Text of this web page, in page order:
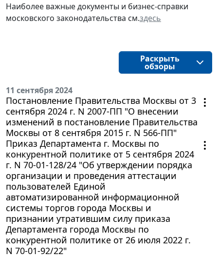
Наиболее важные документы и бизнес-справки
московского законодательства см.здесь
Раскрыть
обзоры
11 сентября 2024
Постановление Правительства Москвы от 3
сентября 2024 г. N 2007-ПП "О внесении
изменений в постановление Правительства
Москвы от 8 сентября 2015 г. N 566-ПП"
Приказ Департамента г. Москвы по
конкурентной политике от 5 сентября 2024
г. N 70-01-128/24 "Об утверждении порядка
организации и проведения аттестации
пользователей Единой
автоматизированной информационной
системы торгов города Москвы и
признании утратившим силу приказа
Департамента города Москвы по
конкурентной политике от 26 июля 2022 г.
N 70-01-92/22"